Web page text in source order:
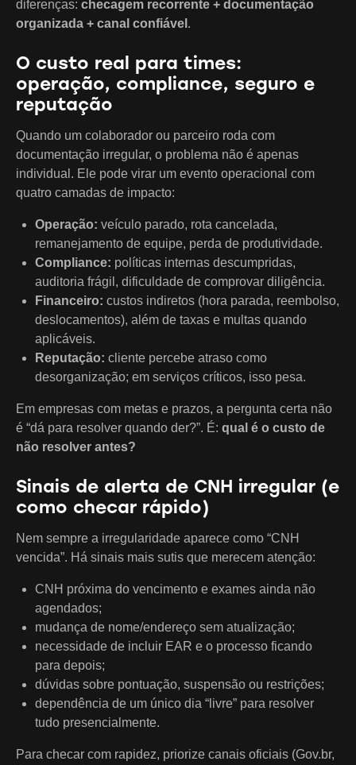
diferenças: checagem recorrente + documentação
organizada + canal confiável .
O custo real para times:
operação, compliance, seguro e
reputação
Quando um colaborador ou parceiro roda com
documentação irregular, o problema não é apenas
individual. Ele pode virar um evento operacional com
quatro camadas de impacto:
Operação: veículo parado, rota cancelada,
remanejamento de equipe, perda de produtividade.
Compliance: políticas internas descumpridas,
auditoria frágil, dificuldade de comprovar diligência.
Financeiro: custos indiretos (hora parada, reembolso,
deslocamentos), além de taxas e multas quando
aplicáveis.
Reputação: cliente percebe atraso como
desorganização; em serviços críticos, isso pesa.
Em empresas com metas e prazos, a pergunta certa não
é “dá para resolver quando der?”. É: qual é o custo de
não resolver antes?
Sinais de alerta de CNH irregular (e
como checar rápido)
Nem sempre a irregularidade aparece como “CNH
vencida”. Há sinais mais sutis que merecem atenção:
CNH próxima do vencimento e exames ainda não
agendados;
mudança de nome/endereço sem atualização;
necessidade de incluir EAR e o processo ficando
para depois;
dúvidas sobre pontuação, suspensão ou restrições;
dependência de um único dia “livre” para resolver
tudo presencialmente.
Para checar com rapidez, priorize canais oficiais (Gov.br,